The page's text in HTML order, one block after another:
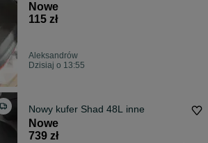
Nowe
115 zł
Aleksandrów
Dzisiaj o 13:55
Nowy kufer Shad 48L inne
Nowe
739 zł